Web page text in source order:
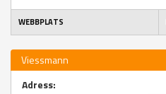
WEBBPLATS
Viessmann
Adress: